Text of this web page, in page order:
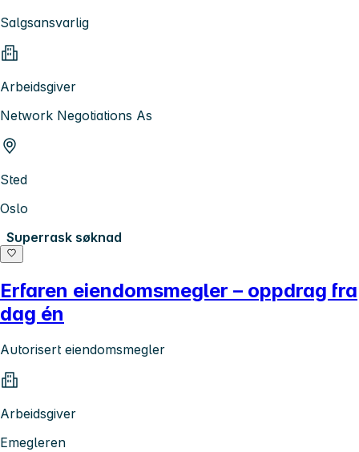
Salgsansvarlig
Arbeidsgiver
Network Negotiations As
Sted
Oslo
Superrask søknad
Erfaren eiendomsmegler – oppdrag fra
dag én
Autorisert eiendomsmegler
Arbeidsgiver
Emegleren